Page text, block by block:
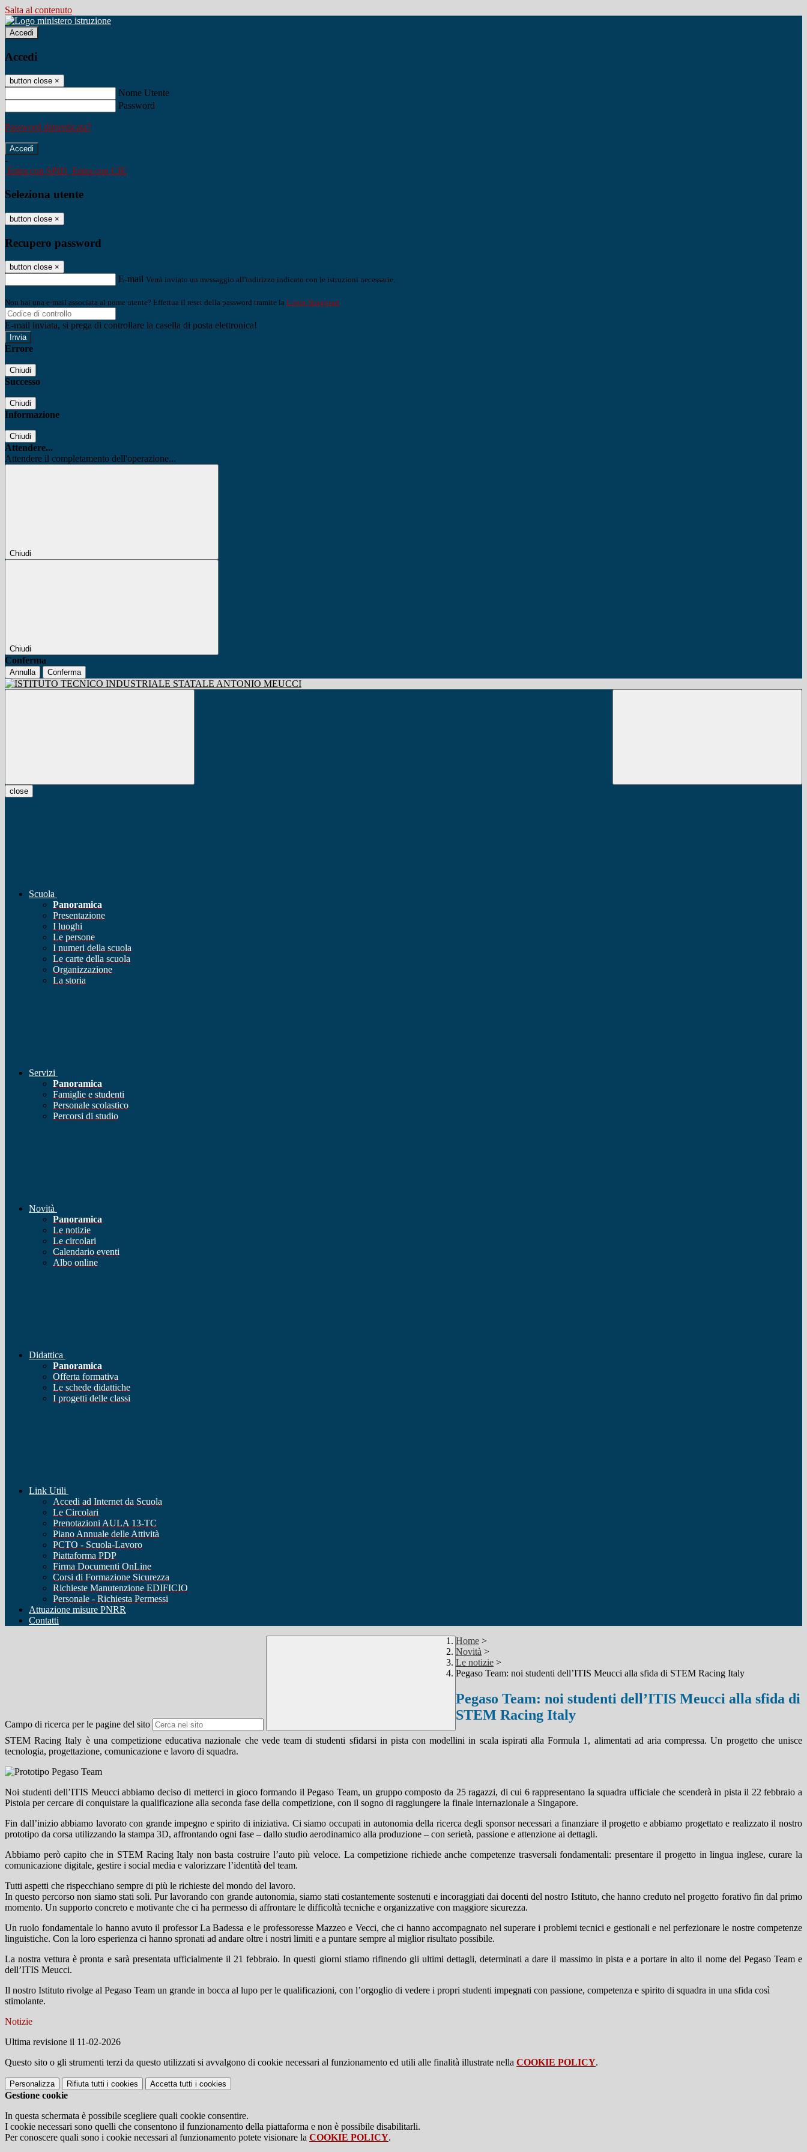
Salta al contenuto
Accedi
Accedi
button close ×
Nome Utente
Password
Password dimenticata?
-
Entra con SPID Entra con CIE
Seleziona utente
button close ×
Recupero password
button close ×
E-mail Verrà inviato un messaggio all'indirizzo indicato con le istruzioni necessarie.
Non hai una e-mail associata al nome utente? Effettua il reset della password tramite la Login Spaggiari
E-mail inviata, si prega di controllare la casella di posta elettronica!
Errore
Chiudi
Successo
Chiudi
Informazione
Chiudi
Attendere...
Attendere il completamento dell'operazione...
Chiudi
Chiudi
Conferma
Annulla Conferma
close
Scuola
Panoramica
Presentazione
I luoghi
Le persone
I numeri della scuola
Le carte della scuola
Organizzazione
La storia
Servizi
Panoramica
Famiglie e studenti
Personale scolastico
Percorsi di studio
Novità
Panoramica
Le notizie
Le circolari
Calendario eventi
Albo online
Didattica
Panoramica
Offerta formativa
Le schede didattiche
I progetti delle classi
Link Utili
Accedi ad Internet da Scuola
Le Circolari
Prenotazioni AULA 13-TC
Piano Annuale delle Attività
PCTO - Scuola-Lavoro
Piattaforma PDP
Firma Documenti OnLine
Corsi di Formazione Sicurezza
Richieste Manutenzione EDIFICIO
Personale - Richiesta Permessi
Attuazione misure PNRR
Contatti
Campo di ricerca per le pagine del sito
Home >
Novità >
Le notizie >
Pegaso Team: noi studenti dell’ITIS Meucci alla sfida di STEM Racing Italy
Pegaso Team: noi studenti dell’ITIS Meucci alla sfida di
STEM Racing Italy
STEM Racing Italy è una competizione educativa nazionale che vede team di studenti sfidarsi in pista con modellini in scala ispirati alla Formula 1, alimentati ad aria compressa. Un progetto che unisce
tecnologia, progettazione, comunicazione e lavoro di squadra.
Noi studenti dell’ITIS Meucci abbiamo deciso di metterci in gioco formando il Pegaso Team, un gruppo composto da 25 ragazzi, di cui 6 rappresentano la squadra ufficiale che scenderà in pista il 22 febbraio a
Pistoia per cercare di conquistare la qualificazione alla seconda fase della competizione, con il sogno di raggiungere la finale internazionale a Singapore.
Fin dall’inizio abbiamo lavorato con grande impegno e spirito di iniziativa. Ci siamo occupati in autonomia della ricerca degli sponsor necessari a finanziare il progetto e abbiamo progettato e realizzato il nostro
prototipo da corsa utilizzando la stampa 3D, affrontando ogni fase – dallo studio aerodinamico alla produzione – con serietà, passione e attenzione ai dettagli.
Abbiamo però capito che in STEM Racing Italy non basta costruire l’auto più veloce. La competizione richiede anche competenze trasversali fondamentali: presentare il progetto in lingua inglese, curare la
comunicazione digitale, gestire i social media e valorizzare l’identità del team.
Tutti aspetti che rispecchiano sempre di più le richieste del mondo del lavoro.
In questo percorso non siamo stati soli. Pur lavorando con grande autonomia, siamo stati costantemente sostenuti e incoraggiati dai docenti del nostro Istituto, che hanno creduto nel progetto forativo fin dal primo
momento. Un supporto concreto e motivante che ci ha permesso di affrontare le difficoltà tecniche e organizzative con maggiore sicurezza.
Un ruolo fondamentale lo hanno avuto il professor La Badessa e le professoresse Mazzeo e Vecci, che ci hanno accompagnato nel superare i problemi tecnici e gestionali e nel perfezionare le nostre competenze
linguistiche. Con la loro esperienza ci hanno spronati ad andare oltre i nostri limiti e a puntare sempre al miglior risultato possibile.
La nostra vettura è pronta e sarà presentata ufficialmente il 21 febbraio. In questi giorni stiamo rifinendo gli ultimi dettagli, determinati a dare il massimo in pista e a portare in alto il nome del Pegaso Team e
dell’ITIS Meucci.
Il nostro Istituto rivolge al Pegaso Team un grande in bocca al lupo per le qualificazioni, con l’orgoglio di vedere i propri studenti impegnati con passione, competenza e spirito di squadra in una sfida così
stimolante.
Notizie
Ultima revisione il 11-02-2026
Questo sito o gli strumenti terzi da questo utilizzati si avvalgono di cookie necessari al funzionamento ed utili alle finalità illustrate nella COOKIE POLICY.
Personalizza Rifiuta tutti i cookies Accetta tutti i cookies
Gestione cookie
In questa schermata è possibile scegliere quali cookie consentire.
I cookie necessari sono quelli che consentono il funzionamento della piattaforma e non è possibile disabilitarli.
Per conoscere quali sono i cookie necessari al funzionamento potete visionare la COOKIE POLICY.